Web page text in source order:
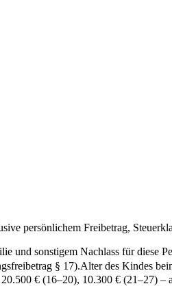
persönlichem Freibetrag,
und sonstigem Nachlass für diese
§ 17).Alter des Kindes
€ (16–20), 10.300 € (21–27)